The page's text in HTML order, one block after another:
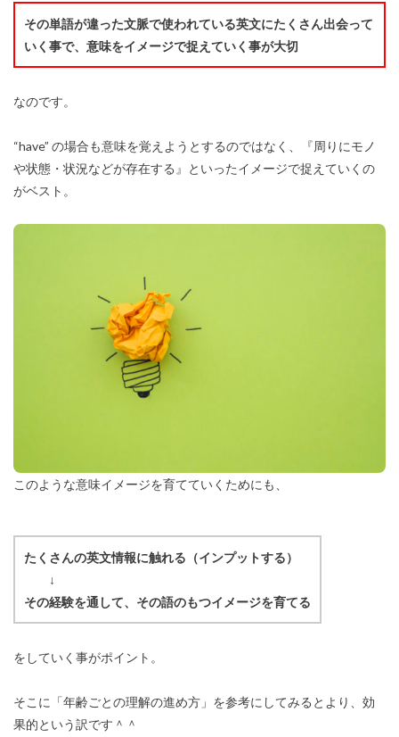
その単語が違った文脈で使われている英文にたくさん出会って
いく事で、意味をイメージで捉えていく事が大切
なのです。
“have” の場合も意味を覚えようとするのではなく、『周りにモノ
や状態・状況などが存在する』といったイメージで捉えていくの
がベスト。
このような意味イメージを育てていくためにも、
たくさんの英文情報に触れる（インプットする）
↓
その経験を通して、その語のもつイメージを育てる
をしていく事がポイント。
そこに「年齢ごとの理解の進め方」を参考にしてみるとより、効
果的という訳です＾＾